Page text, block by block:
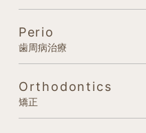
Perio
歯周病治療
Orthodontics
矯正